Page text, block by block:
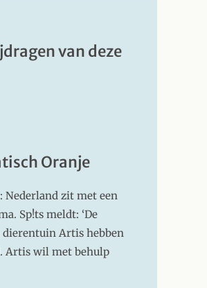
van deze
Oranje
Nederland zit met een
Sp!ts meldt: ‘De
dierentuin Artis hebben
Artis wil met behulp